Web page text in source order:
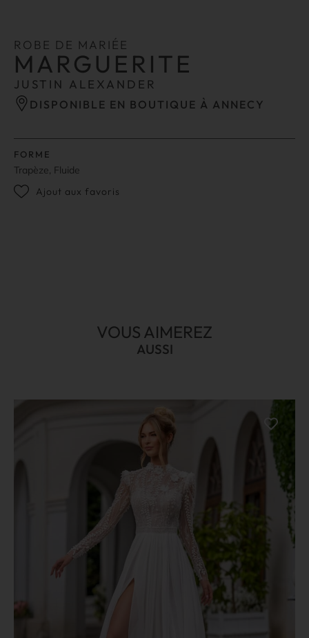
ROBE DE MARIÉE
MARGUERITE
JUSTIN ALEXANDER
DISPONIBLE EN BOUTIQUE À ANNECY
FORME
Trapèze, Fluide
Ajout aux favoris
VOUS AIMEREZ
AUSSI